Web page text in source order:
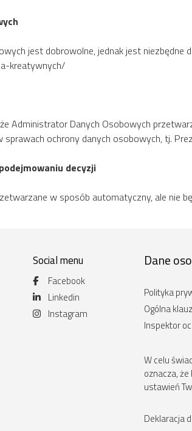
jest dobrowolne, jednak jest
kreatywnych/
Administrator Danych Osobowych
ochrony danych osobowych, tj.
decyzji
w sposób automatyczny, ale nie
Social menu
Facebook
Linkedin
Instagram
Dane
Polityka
Ogólna
Inspektor
W celu
oznacza,
ustawień
Deklaracja